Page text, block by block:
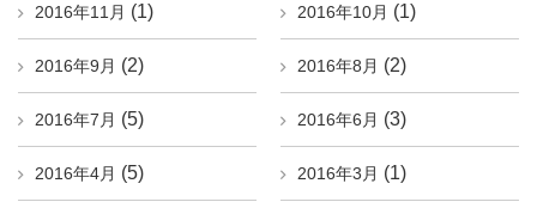
2016年11月 (1) 2016年10月 (1)
2016年9月 (2) 2016年8月 (2)
2016年7月 (5) 2016年6月 (3)
2016年4月 (5) 2016年3月 (1)